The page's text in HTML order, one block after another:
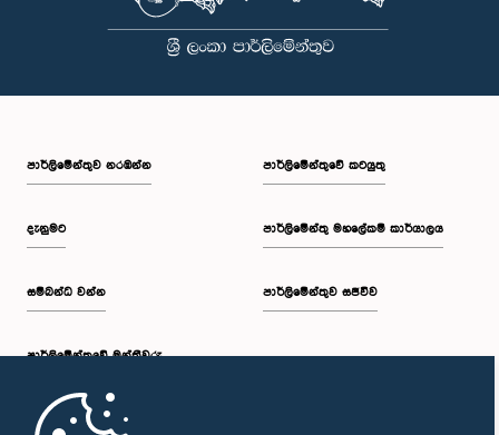
පාර්ලි‌මේන්තුව නරඹන්න
දැනුමට
සම්බන්ධ වන්න
පාර්ලි‌මේන්තුවේ මන්ත්‍රීවරු
මුල් පිටුව
පාර්ලිමේන්තුවේ කටයුතු
පාර්ලිමේන්තු මහලේකම් කාර්යාලය
පාර්ලිමේන්තුව සජීවීව